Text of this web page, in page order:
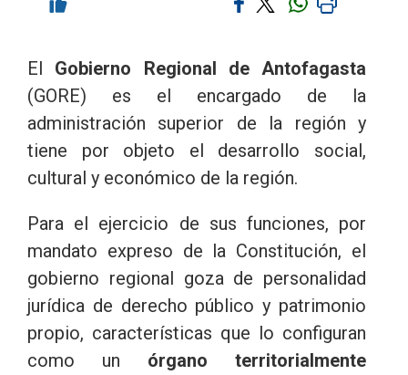
El Gobierno Regional de Antofagasta
(GORE) es el encargado de la
administración superior de la región y
tiene por objeto el desarrollo social,
cultural y económico de la región.
Para el ejercicio de sus funciones, por
mandato expreso de la Constitución, el
gobierno regional goza de personalidad
jurídica de derecho público y patrimonio
propio, características que lo configuran
como un órgano territorialmente